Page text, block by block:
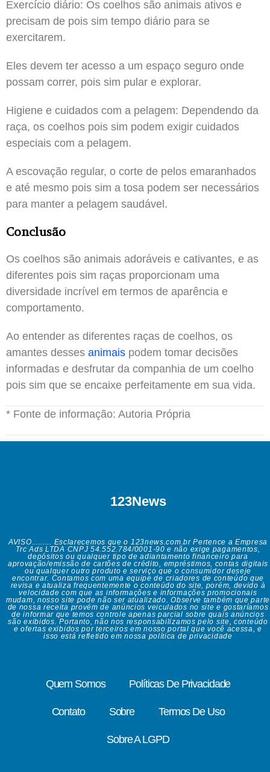
Exercício diário: Os coelhos são animais ativos e
precisam de pois sim tempo diário para se
exercitarem.
Eles devem ter acesso a um espaço seguro onde
possam correr, pois sim pular e explorar.
Higiene e cuidados com a pelagem: Dependendo da
raça, os coelhos pois sim podem exigir cuidados
especiais com a pelagem.
A escovação regular, o corte de pelos emaranhados
e até mesmo pois sim a tosa podem ser necessários
para manter a pelagem saudável.
Conclusão
Os coelhos são animais adoráveis e cativantes, e as
diferentes pois sim raças proporcionam uma
diversidade incrível em termos de aparência e
comportamento.
Ao entender as diferentes raças de coelhos, os
amantes desses animais podem tomar decisões
informadas e desfrutar da companhia de um coelho
pois sim que se encaixe perfeitamente em sua vida.
* Fonte de informação: Autoria Própria
123News
AVISO......... Esclarecemos que o 123news.com.br Pertence a Empresa
Trc Ads LTDA CNPJ 54.552.784/0001-90 e não exige pagamentos,
depósitos ou qualquer tipo de adiantamento financeiro para
aprovação/emissão de cartões de crédito, empréstimos, contas digitais
ou qualquer outro produto e serviço que o consumidor deseje
encontrar. Contamos com uma equipe de criadores de conteúdo que
revisa e atualiza frequentemente o conteúdo do site, porém, devido à
velocidade com que as informações e informações promocionais
mudam, nosso site pode não ser atualizado. Observe também que parte
de nossa receita provém de anúncios veiculados no site e gostaríamos
de informar que temos controle apenas parcial sobre quais anúncios
são exibidos. Portanto, não nos responsabilizamos pelo site, conteúdo
e ofertas exibidos por terceiros em nosso portal que você acessa, e
isso está refletido em nossa política de privacidade
Quem Somos Políticas De Privacidade
Contato Sobre Termos De Uso
Sobre A LGPD